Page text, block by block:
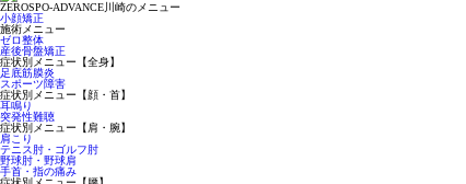
ZEROSPO-ADVANCE川崎のメニュー
小顔矯正
施術メニュー
ゼロ整体
産後骨盤矯正
症状別メニュー【全身】
足底筋膜炎
スポーツ障害
症状別メニュー【顔・首】
耳鳴り
突発性難聴
症状別メニュー【肩・腕】
肩こり
テニス肘・ゴルフ肘
野球肘・野球肩
手首・指の痛み